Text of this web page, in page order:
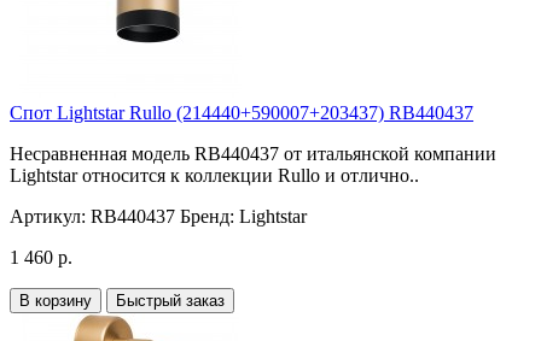
Спот Lightstar Rullo (214440+590007+203437) RB440437
Несравненная модель RB440437 от итальянской компании
Lightstar относится к коллекции Rullo и отлично..
Артикул: RB440437 Бренд: Lightstar
1 460 р.
В корзину Быстрый заказ